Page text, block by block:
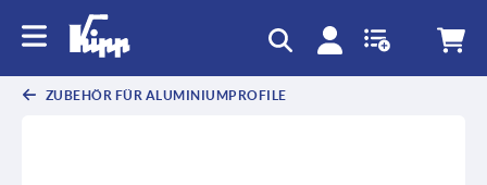
ZUBEHÖR FÜR ALUMINIUMPROFILE